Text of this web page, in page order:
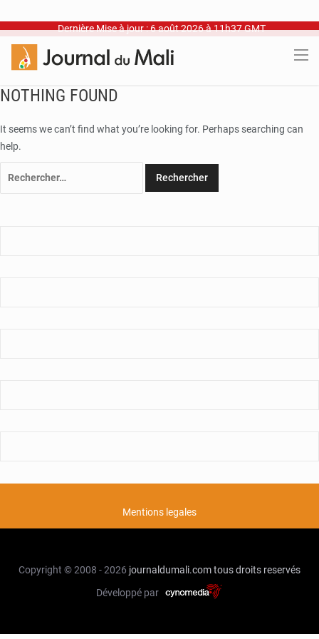
Dernière Mise à jour : 6 août 2026 à 11h37 GMT
NOTHING FOUND
It seems we can’t find what you’re looking for. Perhaps searching can
help.
Mentions legales
Copyright © 2008 - 2026 journaldumali.comtous droits reservés
Développé par